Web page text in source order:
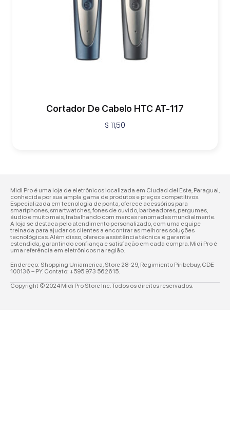
Cortador De Cabelo HTC AT-117
$ 11,50
Midi Pro é uma loja de eletrônicos localizada em Ciudad del Este, Paraguai,
conhecida por sua ampla gama de produtos e preços competitivos.
Especializada em tecnologia de ponta, oferece acessórios para
smartphones, smartwatches, fones de ouvido, barbeadores, pergumes,
áudio e muito mais, trabalhando com marcas renomadas mundialmente.
A loja se destaca pelo atendimento personalizado, com uma equipe
treinada para ajudar os clientes a encontrar as melhores soluções
tecnológicas. Além disso, oferece assistência técnica e garantia
estendida, garantindo confiança e satisfação em cada compra. Midi Pro é
uma referência em eletrônicos na região.
Endereço: Shopping Uniamerica, Store 28-29, Regimiento Piribebuy, CDE
100136 – PY. Contato: +595 973 562615.
Copyright © 2024 Midi Pro Store Inc. Todos os direitos reservados.